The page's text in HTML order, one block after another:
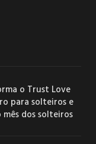
o Trust Love
para solteiros e
dos solteiros